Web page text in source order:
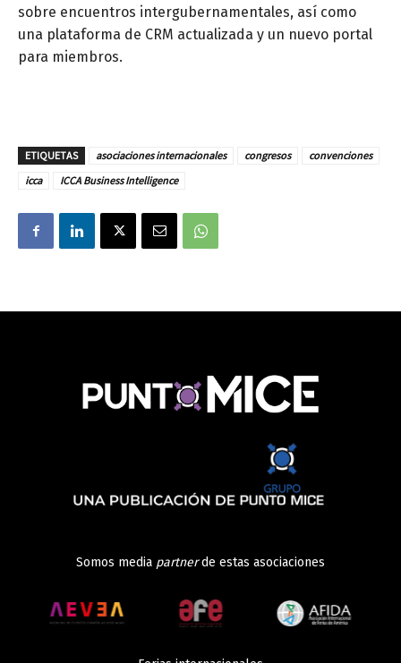
sobre encuentros intergubernamentales, así como
una plataforma de CRM actualizada y un nuevo portal
para miembros.
ETIQUETAS asociaciones internacionales congresos
convenciones
icca
ICCA Business Intelligence
Somos media partnerde estas asociaciones